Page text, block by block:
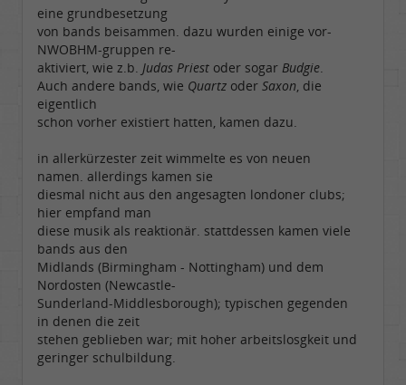
eine grundbesetzung
von bands beisammen. dazu wurden einige vor-
NWOBHM-gruppen re-
aktiviert, wie z.b. Judas Priest oder sogar Budgie.
Auch andere bands, wie Quartz oder Saxon, die
eigentlich
schon vorher existiert hatten, kamen dazu.
in allerkürzester zeit wimmelte es von neuen
namen. allerdings kamen sie
diesmal nicht aus den angesagten londoner clubs;
hier empfand man
diese musik als reaktionär. stattdessen kamen viele
bands aus den
Midlands (Birmingham - Nottingham) und dem
Nordosten (Newcastle-
Sunderland-Middlesborough); typischen gegenden
in denen die zeit
stehen geblieben war; mit hoher arbeitslosgkeit und
geringer schulbildung.